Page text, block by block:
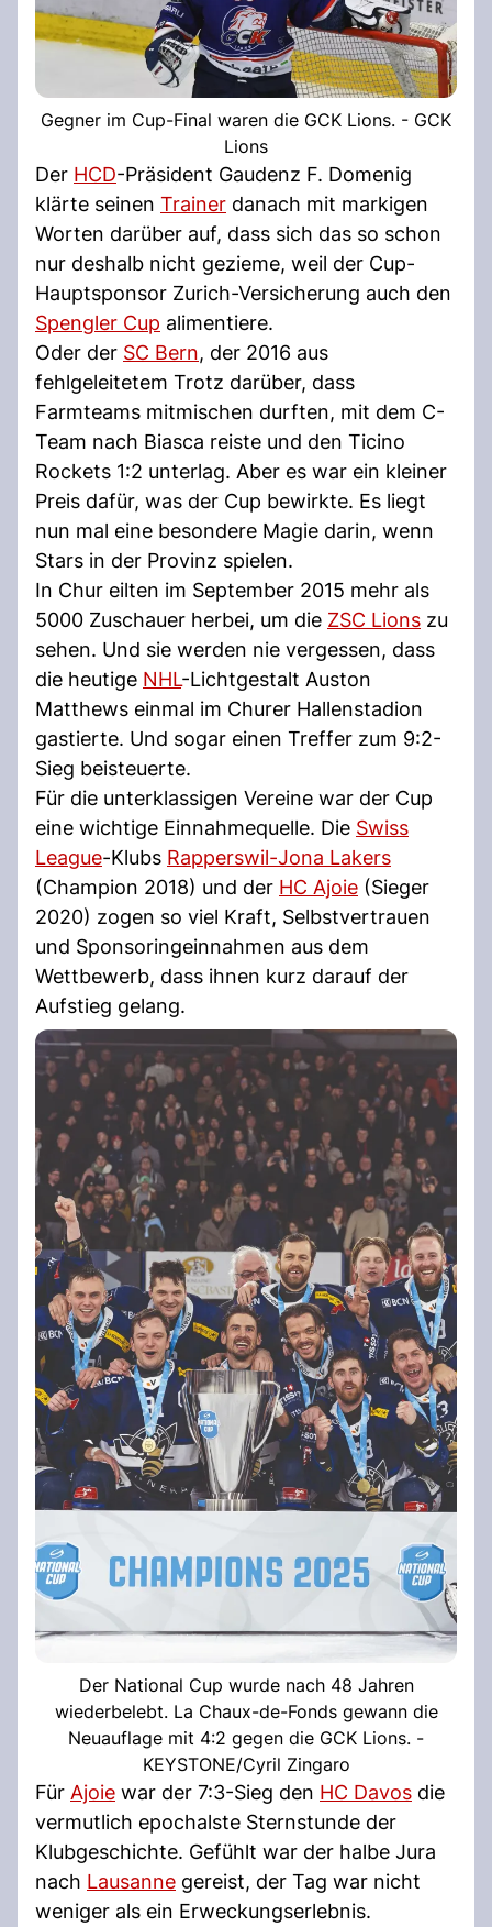
Gegner im Cup-Final waren die GCK Lions. - GCK
Lions
Der HCD-Präsident Gaudenz F. Domenig
klärte seinen Trainer danach mit markigen
Worten darüber auf, dass sich das so schon
nur deshalb nicht gezieme, weil der Cup-
Hauptsponsor Zurich-Versicherung auch den
Spengler Cup alimentiere.
Oder der SC Bern, der 2016 aus
fehlgeleitetem Trotz darüber, dass
Farmteams mitmischen durften, mit dem C-
Team nach Biasca reiste und den Ticino
Rockets 1:2 unterlag. Aber es war ein kleiner
Preis dafür, was der Cup bewirkte. Es liegt
nun mal eine besondere Magie darin, wenn
Stars in der Provinz spielen.
In Chur eilten im September 2015 mehr als
5000 Zuschauer herbei, um die ZSC Lions zu
sehen. Und sie werden nie vergessen, dass
die heutige NHL-Lichtgestalt Auston
Matthews einmal im Churer Hallenstadion
gastierte. Und sogar einen Treffer zum 9:2-
Sieg beisteuerte.
Für die unterklassigen Vereine war der Cup
eine wichtige Einnahmequelle. Die Swiss
League-Klubs Rapperswil-Jona Lakers
(Champion 2018) und der HC Ajoie (Sieger
2020) zogen so viel Kraft, Selbstvertrauen
und Sponsoringeinnahmen aus dem
Wettbewerb, dass ihnen kurz darauf der
Aufstieg gelang.
Der National Cup wurde nach 48 Jahren
wiederbelebt. La Chaux-de-Fonds gewann die
Neuauflage mit 4:2 gegen die GCK Lions. -
KEYSTONE/Cyril Zingaro
Für Ajoie war der 7:3-Sieg den HC Davos die
vermutlich epochalste Sternstunde der
Klubgeschichte. Gefühlt war der halbe Jura
nach Lausanne gereist, der Tag war nicht
weniger als ein Erweckungserlebnis.